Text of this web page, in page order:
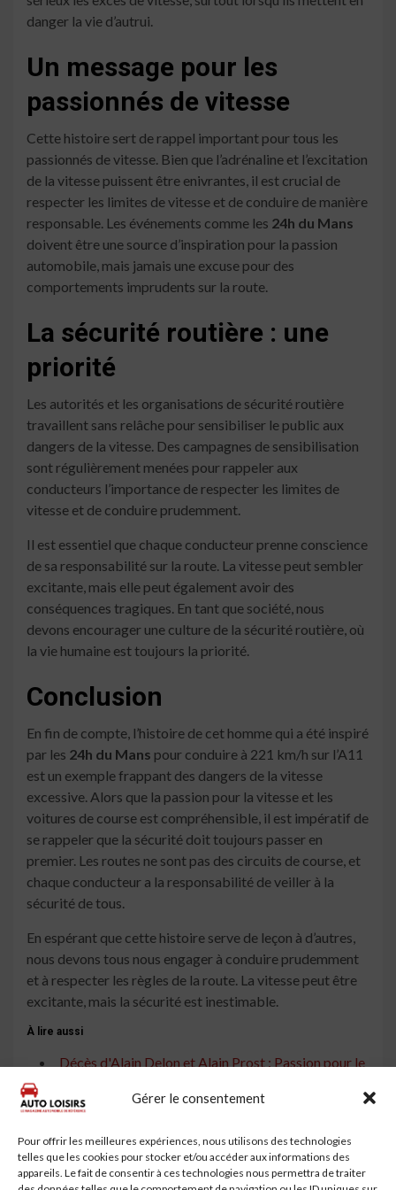
Gérer le consentement
Pour offrir les meilleures expériences, nous utilisons des technologies
telles que les cookies pour stocker et/ou accéder aux informations des
appareils. Le fait de consentir à ces technologies nous permettra de traiter
danger la vie d’autrui.
Un message pour les
passionnés de vitesse
Cette histoire sert de rappel important pour tous les
passionnés de vitesse. Bien que l’adrénaline et l’excitation
de la vitesse puissent être enivrantes, il est crucial de
respecter les limites de vitesse et de conduire de manière
responsable. Les événements comme les 24h du Mans
doivent être une source d’inspiration pour la passion
automobile, mais jamais une excuse pour des
comportements imprudents sur la route.
La sécurité routière : une
priorité
Les autorités et les organisations de sécurité routière
travaillent sans relâche pour sensibiliser le public aux
dangers de la vitesse. Des campagnes de sensibilisation
sont régulièrement menées pour rappeler aux
conducteurs l’importance de respecter les limites de
vitesse et de conduire prudemment.
Il est essentiel que chaque conducteur prenne conscience
de sa responsabilité sur la route. La vitesse peut sembler
excitante, mais elle peut également avoir des
conséquences tragiques. En tant que société, nous
devons encourager une culture de la sécurité routière, où
la vie humaine est toujours la priorité.
Conclusion
En fin de compte, l’histoire de cet homme qui a été inspiré
par les 24h du Mans pour conduire à 221 km/h sur l’A11
est un exemple frappant des dangers de la vitesse
excessive. Alors que la passion pour la vitesse et les
voitures de course est compréhensible, il est impératif de
se rappeler que la sécurité doit toujours passer en
premier. Les routes ne sont pas des circuits de course, et
chaque conducteur a la responsabilité de veiller à la
sécurité de tous.
En espérant que cette histoire serve de leçon à d’autres,
nous devons tous nous engager à conduire prudemment
et à respecter les règles de la route. La vitesse peut être
excitante, mais la sécurité est inestimable.
À lire aussi
Décès d'Alain Delon et Alain Prost : Passion pour le
24 Heures du Mans : M24, le Nouveau Musée du
Sport Automobile
Les 24h du Mans : L'expérience de Jean-Louis, 78
ans, passionné de camping